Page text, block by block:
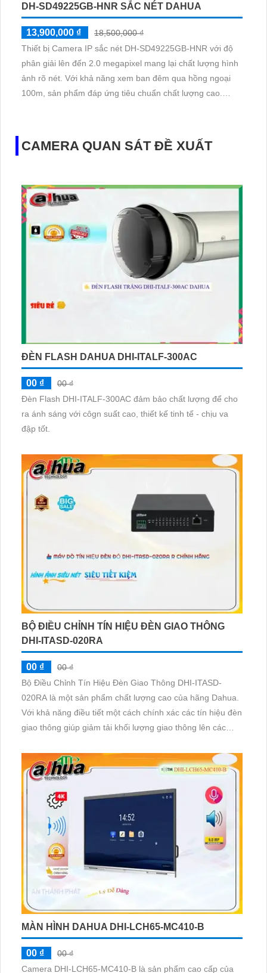
DH-SD49225GB-HNR SẮC NÉT DAHUA
13,900,000 ₫
18,500,000 ₫
Thiết bị Camera IP sắc nét DH-SD49225GB-HNR với độ
phân giải lên đến 2.0 megapixel mang lại chất lượng hình
ảnh rõ nét. Với khả năng xem ban đêm qua hồng ngoại
100m, sản phẩm đáp ứng tiêu chuẩn chất lượng cao.
CAMERA QUAN SÁT ĐỀ XUẤT
ĐÈN FLASH DAHUA DHI-ITALF-300AC
00 ₫
00 ₫
Đèn Flash DHI-ITALF-300AC đảm bảo chất lượng để cho
ra ánh sáng với côgn suất cao, thiết kế tinh tế - chịu va
đập tốt.
BỘ ĐIỀU CHỈNH TÍN HIỆU ĐÈN GIAO THÔNG
DHI-ITASD-020RA
00 ₫
00 ₫
Bộ Điều Chỉnh Tín Hiệu Đèn Giao Thông DHI-ITASD-
020RA là một sản phẩm chất lượng cao của hãng Dahua.
Với khả năng điều tiết một cách chính xác các tín hiệu đèn
giao thông giúp giảm tải khối lượng giao thông lên các
MÀN HÌNH DAHUA DHI-LCH65-MC410-B
00 ₫
00 ₫
Camera DHI-LCH65-MC410-B là sản phẩm cao cấp của